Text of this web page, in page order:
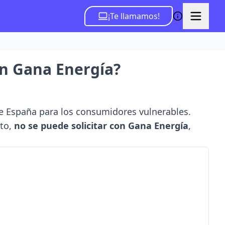
¡Te llamamos!
Gana Energía?
para los consumidores vulnerables.
no se puede solicitar con Gana Energía,